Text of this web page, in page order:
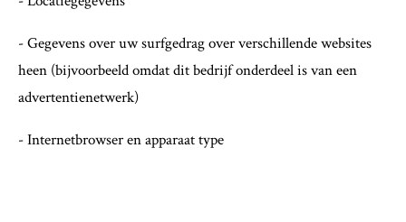
- Gegevens over uw surfgedrag over verschillende websites
heen (bijvoorbeeld omdat dit bedrijf onderdeel is van een
advertentienetwerk)
- Internetbrowser en apparaat type